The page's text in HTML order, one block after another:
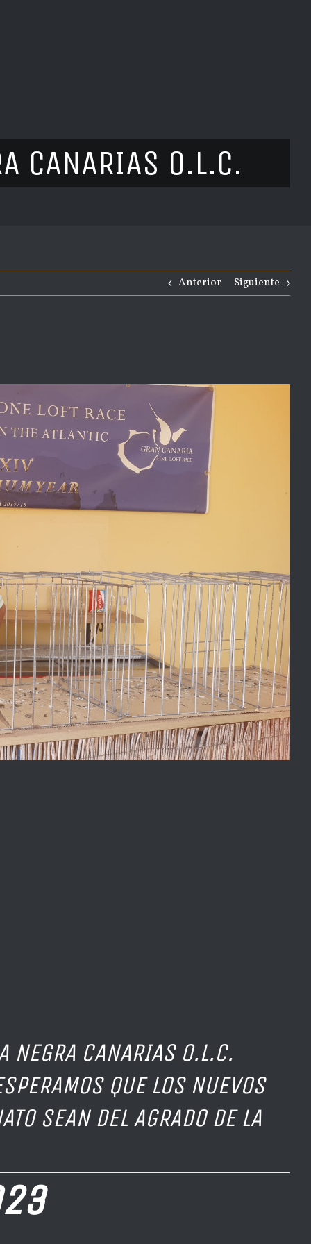
CANARIAS O.L.C.
Anterior Siguiente
NEGRA CANARIAS O.L.C.
QUE LOS NUEVOS
SEAN DEL AGRADO DE LA